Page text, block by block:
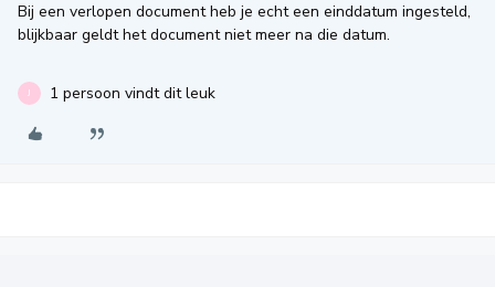
Bij een verlopen document heb je echt een einddatum ingesteld,
blijkbaar geldt het document niet meer na die datum.
J 1 persoon vindt dit leuk